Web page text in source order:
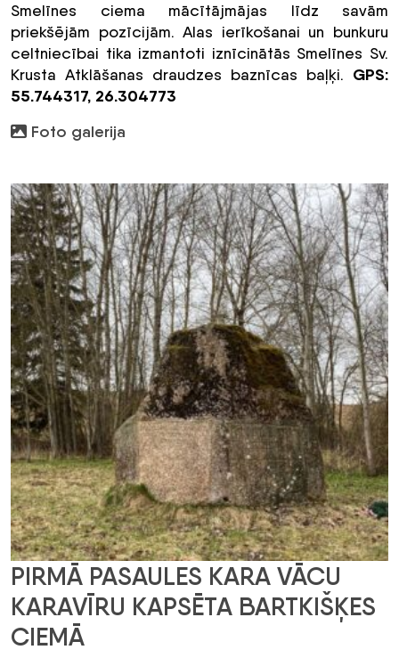
Smelīnes ciema mācītājmājas līdz savām
priekšējām pozīcijām. Alas ierīkošanai un bunkuru
celtniecībai tika izmantoti iznīcinātās Smelīnes Sv.
Krusta Atklāšanas draudzes baznīcas baļķi. GPS:
55.744317, 26.304773
Foto galerija
PIRMĀ PASAULES KARA VĀCU
KARAVĪRU KAPSĒTA BARTKIŠĶES
CIEMĀ